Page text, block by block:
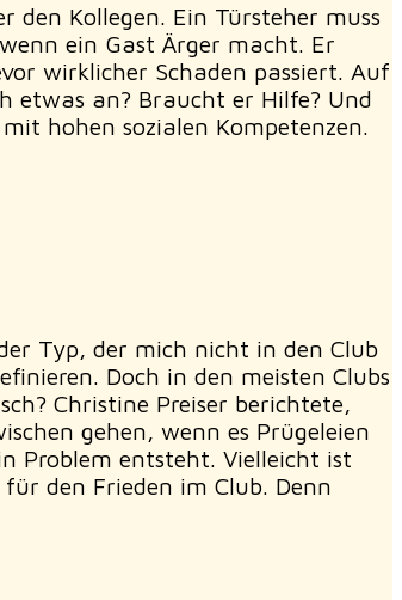
den Kollegen. Ein Türsteher muss
ein Gast Ärger macht. Er
wirklicher Schaden passiert. Auf
etwas an? Braucht er Hilfe? Und
hohen sozialen Kompetenzen.
Typ, der mich nicht in den Club
Doch in den meisten Clubs
Christine Preiser berichtete,
gehen, wenn es Prügeleien
Problem entsteht. Vielleicht ist
den Frieden im Club. Denn